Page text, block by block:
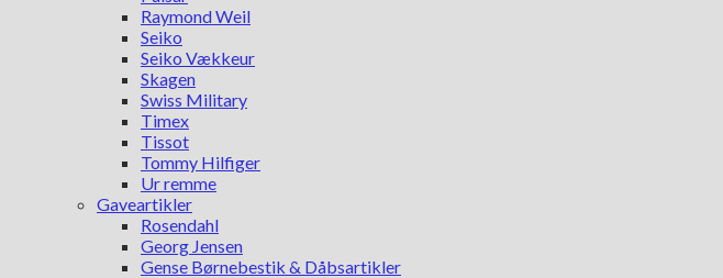
Raymond Weil
Seiko
Seiko Vækkeur
Skagen
Swiss Military
Timex
Tissot
Tommy Hilfiger
Ur remme
Gaveartikler
Rosendahl
Georg Jensen
Gense Børnebestik & Dåbsartikler